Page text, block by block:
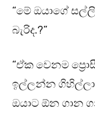
“මේ ඔයාගේ
බැරිද.?”
“ඒක වෙනම
ඉල්ලන්න ගිහිල්ලා
ඔයාට ඕන ගාන